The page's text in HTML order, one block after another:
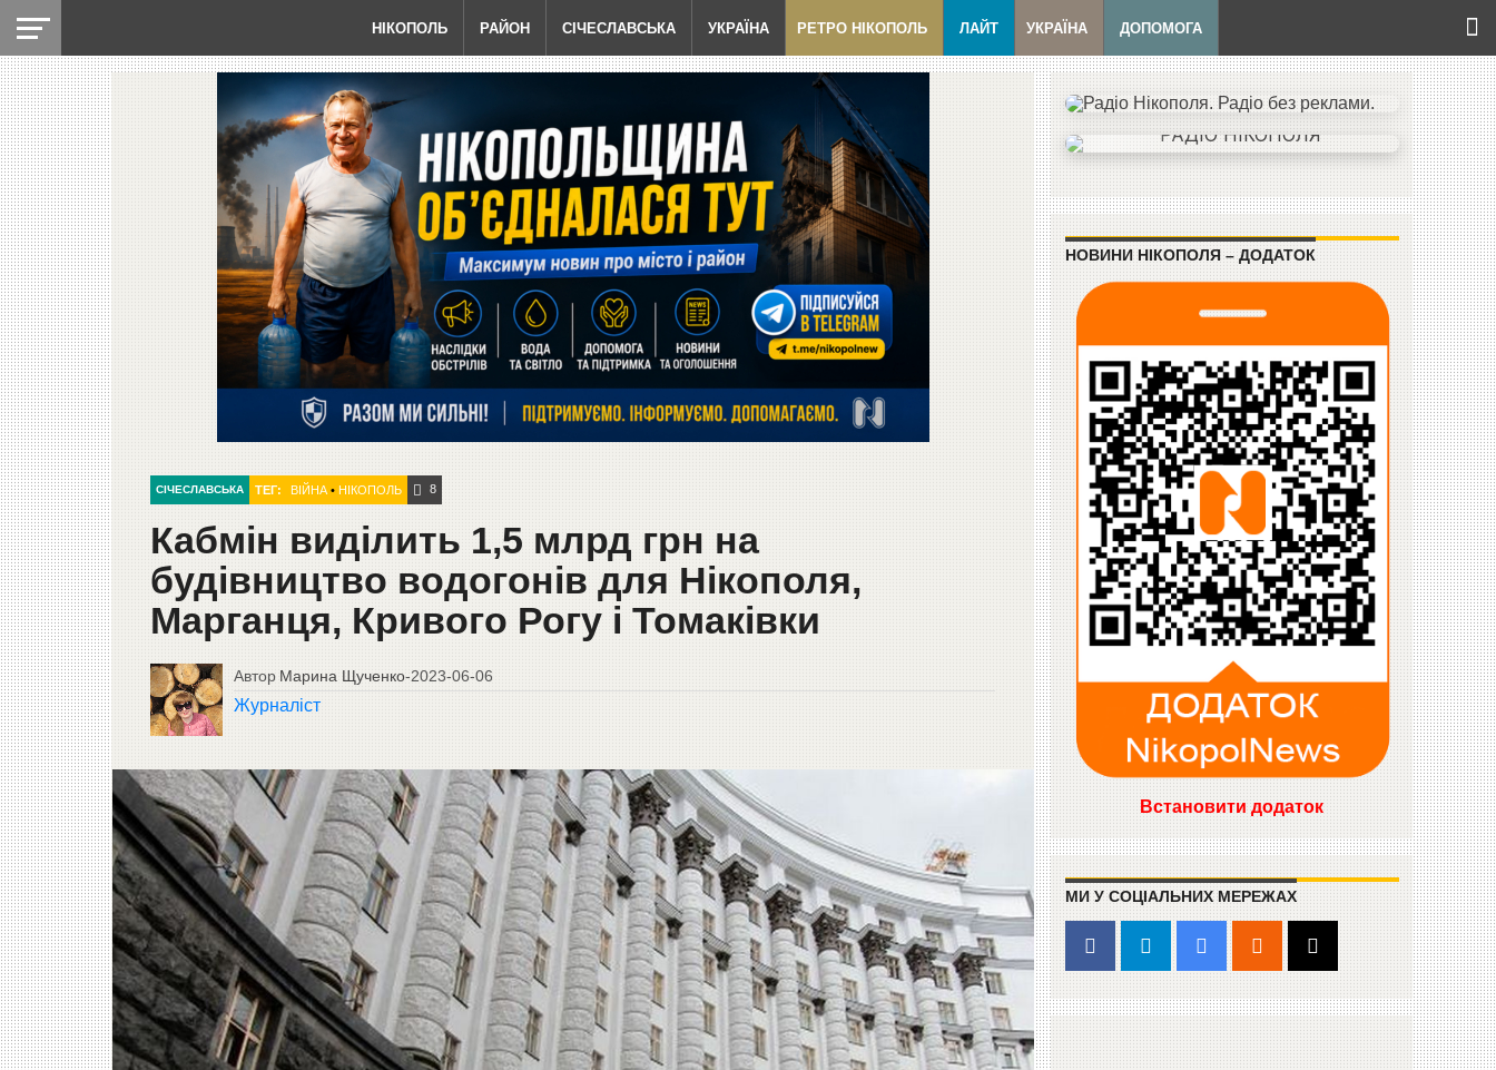
НІКОПОЛЬ РАЙОН СІЧЕСЛАВСЬКА УКРАЇНА РЕТРО НІКОПОЛЬ ЛАЙТ УКРАЇНА ДОПОМОГА
СІЧЕСЛАВСЬКА ТЕГ: ВІЙНА• НІКОПОЛЬ 8
Кабмін виділить 1,5 млрд грн на
будівництво водогонів для Нікополя,
Марганця, Кривого Рогу і Томаківки
Автор Марина Щученко-2023-06-06
Журналіст
НОВИНИ НІКОПОЛЯ – ДОДАТОК
Встановити додаток
МИ У СОЦІАЛЬНИХ МЕРЕЖАХ